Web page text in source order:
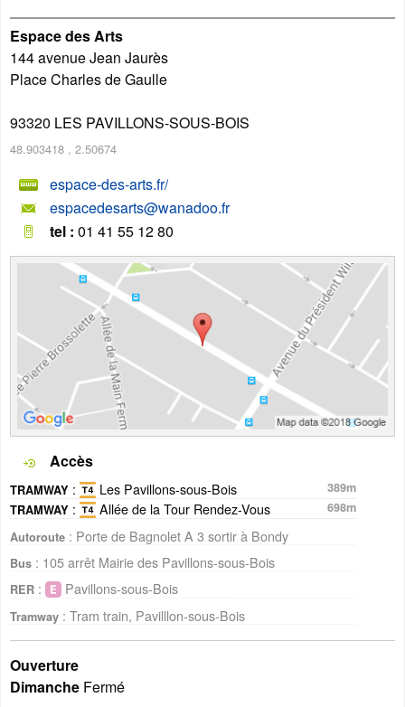
Espace des Arts
144 avenue Jean Jaurès
Place Charles de Gaulle
93320 LES PAVILLONS-SOUS-BOIS
48.903418 , 2.50674
espace-des-arts.fr/
espacedesarts@wanadoo.fr
tel : 01 41 55 12 80
Accès
TRAMWAY : Les Pavillons-sous-Bois
389m
TRAMWAY : Allée de la Tour Rendez-Vous
698m
Autoroute : Porte de Bagnolet A 3 sortir à Bondy
Bus : 105 arrêt Mairie des Pavillons-sous-Bois
RER : Pavillons-sous-Bois
Tramway : Tram train, Pavilllon-sous-Bois
Ouverture
Dimanche Fermé